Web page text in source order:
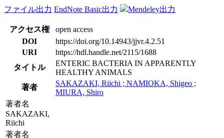
ファイル出力 EndNote Basic出力 Mendeley出力
アクセス権
open access
DOI
https://doi.org/10.14943/jjvr.4.2.51
URI
https://hdl.handle.net/2115/1688
タイトル
ENTERIC BACTERIA IN APPARENTLY
HEALTHY ANIMALS
著者
SAKAZAKI, Riichi ; NAMIOKA, Shigeo ;
MIURA, Shiro
著者名
SAKAZAKI,
Riichi
著者名